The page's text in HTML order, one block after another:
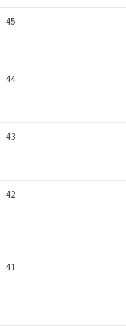
45
44
43
42
41